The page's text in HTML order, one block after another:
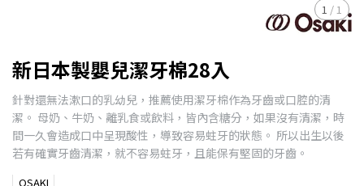
1 / 1
新日本製嬰兒潔牙棉28入
針對還無法漱口的乳幼兒，推薦使用潔牙棉作為牙齒或口腔的清
潔。 母奶、牛奶、離乳食或飲料，皆內含糖分，如果沒有清潔，時
間一久會造成口中呈現酸性，導致容易蛀牙的狀態。 所以出生以後
若有確實牙齒清潔，就不容易蛀牙，且能保有堅固的牙齒。
OSAKI